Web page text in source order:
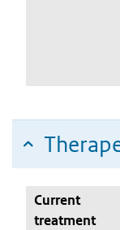
Current
treatment